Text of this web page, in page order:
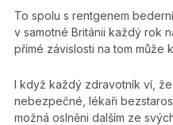
To spolu s rentgenem
v samotné Británii každý rok
přímé závislosti na tom může
I když každý zdravotník ví,
nebezpečné, lékaři
možná oslněni dalším ze